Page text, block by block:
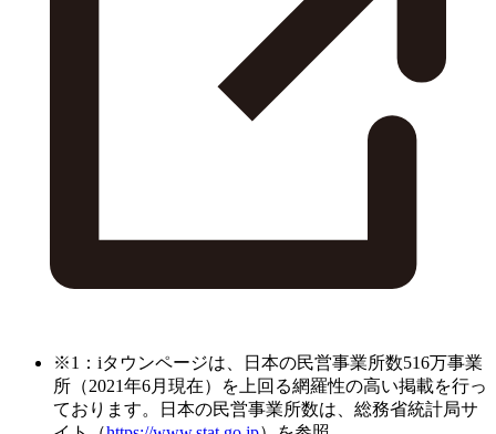
※1：iタウンページは、日本の民営事業所数516万事業
所（2021年6月現在）を上回る網羅性の高い掲載を行っ
ております。日本の民営事業所数は、総務省統計局サ